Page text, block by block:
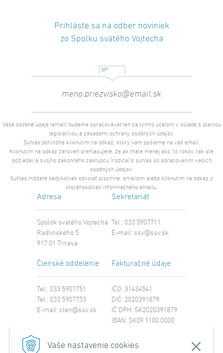
Vaše nastavenie cookies
Prihláste sa na odber noviniek
zo Spolku svätého Vojtecha
Vaše osobné údaje (email) budeme spracovávať len za týmto účelom v súlade s platnou
legislatívou a zásadami ochrany osobných údajov.
Súhlas potvrdíte kliknutím na odkaz, ktorý vám pošleme na váš email.
Kliknutím na odkaz zároveň prehlasujete, že ak máte menej ako 16 rokov, tak ste
požiadal/a svojho zákonného zástupcu (rodiča) o súhlas so spracovaním vašich
osobných údajov.
Súhlas môžete kedykoľvek odvolať písomne, emailom alebo kliknutím na odkaz z
ktoréhokoľvek informačného emailu.
Adresa
Spolok svätého Vojtecha
Radlinského 5
917 01 Trnava
Sekretariát
Tel.: 033 5907711
E-mail: ssv@ssv.sk
Členské oddelenie
Tel.: 033 5907751
Tel.: 033 5907753
E-mail: clen@ssv.sk
Fakturačné údaje
IČO: 31434541
DIČ: 2020391879
IČ DPH: SK2020391879
IBAN: SK09 1100 0000
SWIFT: TATRSKBX